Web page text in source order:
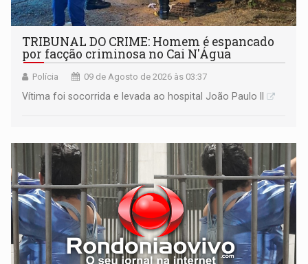
TRIBUNAL DO CRIME: Homem é espancado
por facção criminosa no Cai N'Água
Polícia 09 de Agosto de 2026 às 03:37
Vítima foi socorrida e levada ao hospital João Paulo II